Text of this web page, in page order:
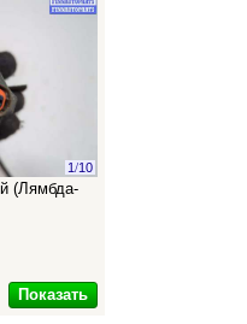
1/10
(Лямбда-
Показать